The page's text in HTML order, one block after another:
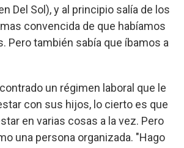
Del Sol), y al principio salía de los
convencida de que habíamos
Pero también sabía que íbamos a
un régimen laboral que le
con sus hijos, lo cierto es que
en varias cosas a la vez. Pero
una persona organizada. "Hago